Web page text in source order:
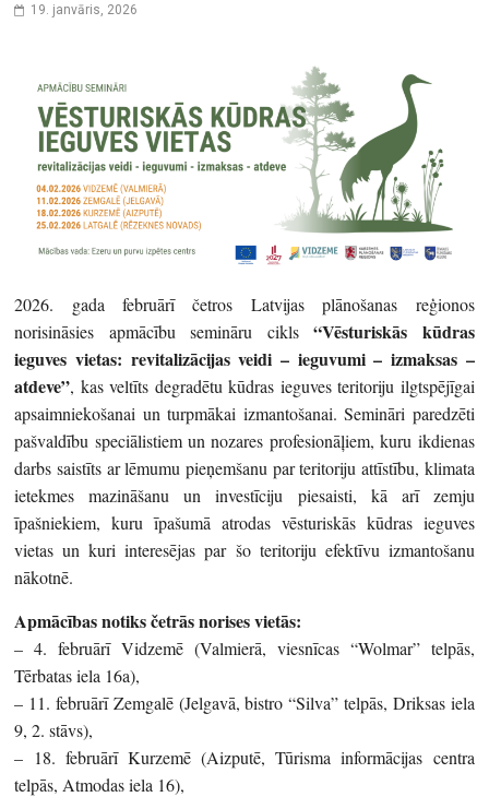
19. janvāris, 2026
2026. gada februārī četros Latvijas plānošanas reģionos
norisināsies apmācību semināru cikls“Vēsturiskās kūdras
ieguves vietas: revitalizācijas veidi – ieguvumi – izmaksas –
atdeve”, kas veltīts degradētu kūdras ieguves teritoriju ilgtspējīgai
apsaimniekošanai un turpmākai izmantošanai. Semināri paredzēti
pašvaldību speciālistiem un nozares profesionāļiem, kuru ikdienas
darbs saistīts ar lēmumu pieņemšanu par teritoriju attīstību, klimata
ietekmes mazināšanu un investīciju piesaisti, kā arī zemju
īpašniekiem, kuru īpašumā atrodas vēsturiskās kūdras ieguves
vietas un kuri interesējas par šo teritoriju efektīvu izmantošanu
nākotnē.
Apmācības notiks četrās norises vietās:
– 4. februārī Vidzemē (Valmierā, viesnīcas “Wolmar” telpās,
Tērbatas iela 16a),
– 11. februārī Zemgalē (Jelgavā, bistro “Silva” telpās, Driksas iela
9, 2. stāvs),
– 18. februārī Kurzemē (Aizputē, Tūrisma informācijas centra
telpās, Atmodas iela 16),